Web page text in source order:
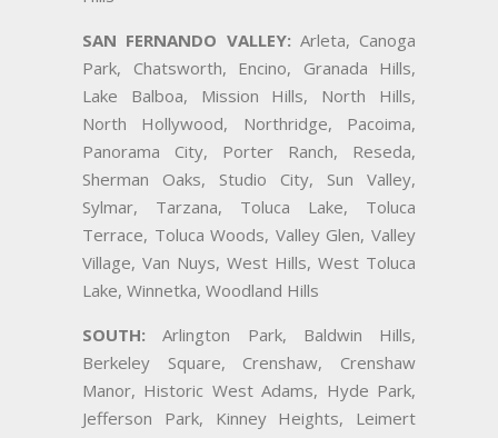
SAN FERNANDO VALLEY: Arleta, Canoga
Park, Chatsworth, Encino, Granada Hills,
Lake Balboa, Mission Hills, North Hills,
North Hollywood, Northridge, Pacoima,
Panorama City, Porter Ranch, Reseda,
Sherman Oaks, Studio City, Sun Valley,
Sylmar, Tarzana, Toluca Lake, Toluca
Terrace, Toluca Woods, Valley Glen, Valley
Village, Van Nuys, West Hills, West Toluca
Lake, Winnetka, Woodland Hills
SOUTH: Arlington Park, Baldwin Hills,
Berkeley Square, Crenshaw, Crenshaw
Manor, Historic West Adams, Hyde Park,
Jefferson Park, Kinney Heights, Leimert